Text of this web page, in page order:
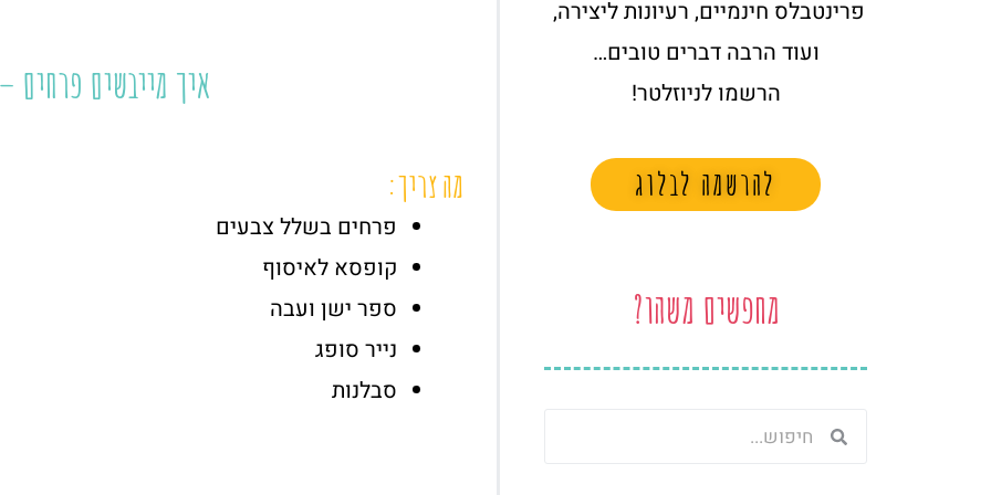
פרינטבלס חינמיים, רעיונות ליצירה,
ועוד הרבה דברים טובים…
הרשמו לניוזלטר!
להרשמה לבלוג
מחפשים משהו?
חיפוש
איך מייבשים פרחים
מה צריך:
פרחים בשלל צבעים
קופסא לאיסוף
ספר ישן ועבה
נייר סופג
סבלנות